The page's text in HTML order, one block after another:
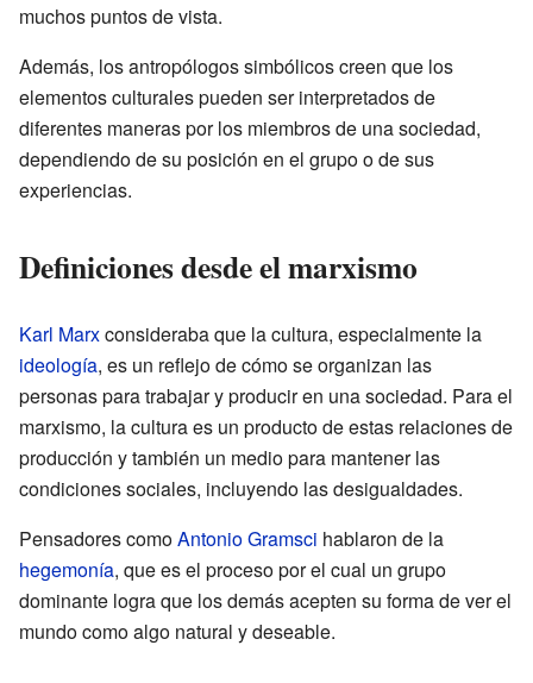
muchos puntos de vista.
Además, los antropólogos simbólicos creen que los
elementos culturales pueden ser interpretados de
diferentes maneras por los miembros de una sociedad,
dependiendo de su posición en el grupo o de sus
experiencias.
Definiciones desde el marxismo
Karl Marxconsideraba que la cultura, especialmente la
ideología, es un reflejo de cómo se organizan las
personas para trabajar y producir en una sociedad. Para el
marxismo, la cultura es un producto de estas relaciones de
producción y también un medio para mantener las
condiciones sociales, incluyendo las desigualdades.
Pensadores comoAntonio Gramsci hablaron de la
hegemonía, que es el proceso por el cual un grupo
dominante logra que los demás acepten su forma de ver el
mundo como algo natural y deseable.